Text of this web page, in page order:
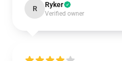
R Ryker
Verified owner